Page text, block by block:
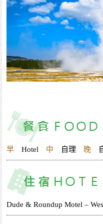
早 Hotel 中 自理 晚
Dude & Roundup Motel –